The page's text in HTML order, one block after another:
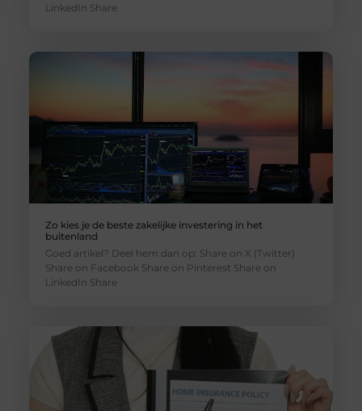
LinkedIn Share
Zo kies je de beste zakelijke investering in het
buitenland
Goed artikel? Deel hem dan op: Share on X (Twitter)
Share on Facebook Share on Pinterest Share on
LinkedIn Share